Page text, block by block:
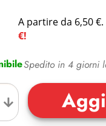
A partire da 6,50 €.
€!
Spedito in 4 giorni